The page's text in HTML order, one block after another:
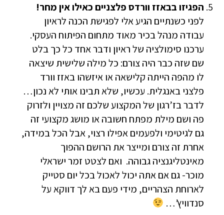
הפגיזו בבאזז וורדס פלצניים כאילו אין מחר!
לפני כשנתיים הגיע אלי לפגישת הכנה לראיון
עבודה מנהל בכיר מאוד מתחום הפיתוח העסקי.
ערכנו סימולציה של ראיון ודבר אחד כל כך בלט
שם שזה כבר היה צורם: כל מילה שלישית שיצאה
לו מהפה הייתה קלישאה או איזשהו באזז וורד
פלצני באנגלית. עכשיו, שלא תבינו אותי לא נכון…
לדבר בז’רגון של המקצוע שלכם זה מצויין ולזרוק
פה ושם מילת מפתח חשובה או מושג מקצועי זה
גם לגיטימי ולפעמים אפילו רצוי, אבל הכל במידה,
אחרת זה צורם ומייצר את הרושם ההפוך
מאינטליגנציה גבוהה. ואם לצטט זמר ישראלי
מוכר- גם אם אתה יכול לאכול בכל יום סטייק
לארוחת הצהריים, מידי פעם בא לך דווקא על
סנדוויץ’…